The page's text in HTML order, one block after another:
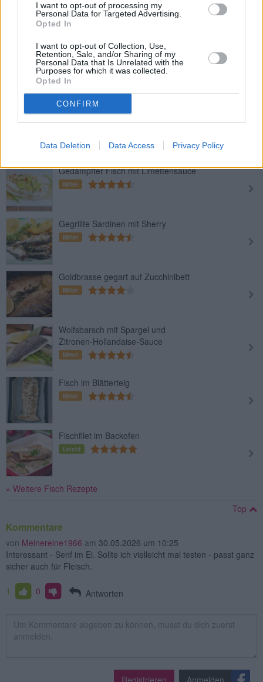
I want to opt-out of processing my
Personal Data for Targeted Advertising.
Opted In
I want to opt-out of Collection, Use,
Retention, Sale, and/or Sharing of my
Personal Data that Is Unrelated with the
Purposes for which it was collected.
Opted In
CONFIRM
Data Deletion Data Access Privacy Policy
Seezunge gebraten
Leicht
Fischfilet im Bierteig
Leicht
Leckeres Schnitzel vom Fisch
Gedämpfter Fisch mit Limettensauce
Mittel
Gegrillte Sardinen mit Sherry
Mittel
Goldbrasse gegart auf Zucchinibett
Mittel
Wolfsbarsch mit Spargel und
Zitronen-Hollandaise-Sauce
Mittel
Fisch im Blätterteig
Mittel
Fischfilet im Backofen
Leicht
» Weitere Fisch Rezepte
Top
Kommentare
von Meinereine1966 am 30.05.2026 um 10:25
Interessant - Senf im Ei. Sollte ich vielleicht mal testen - passt ganz
sicher auch für Fleisch.
1 0 Antworten
Registrieren Anmelden